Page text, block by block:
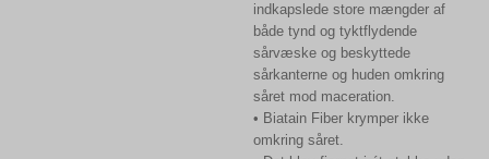
indkapslede store mængder af
både tynd og tyktflydende
sårvæske og beskyttede
sårkanterne og huden omkring
såret mod maceration.
• Biatain Fiber krymper ikke
omkring såret.